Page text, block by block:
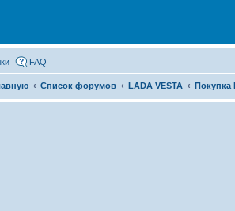
FAQ
Список форумов LADA VESTA Покупка